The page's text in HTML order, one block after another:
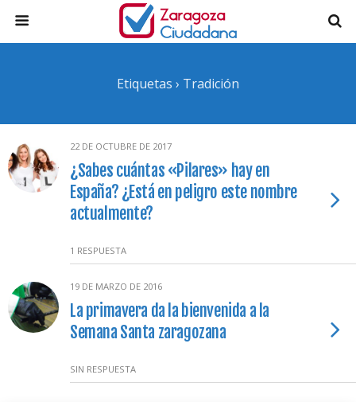
Etiquetas › Tradición
22 DE OCTUBRE DE 2017
¿Sabes cuántas «Pilares» hay en
España? ¿Está en peligro este nombre
actualmente?
1 RESPUESTA
19 DE MARZO DE 2016
La primavera da la bienvenida a la
Semana Santa zaragozana
SIN RESPUESTA